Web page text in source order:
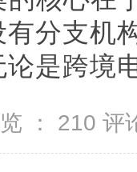
分支机
论是跨境
： 210 评